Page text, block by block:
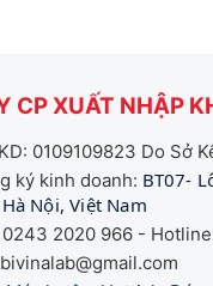
CP XUẤT NHẬP
0109109823 Do Sở
ký kinh doanh: BT07-
Nội, Việt Nam
2020 966 -